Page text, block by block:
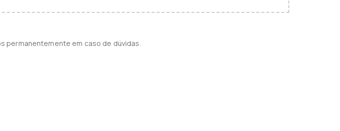
permanentemente em caso de dúvidas.